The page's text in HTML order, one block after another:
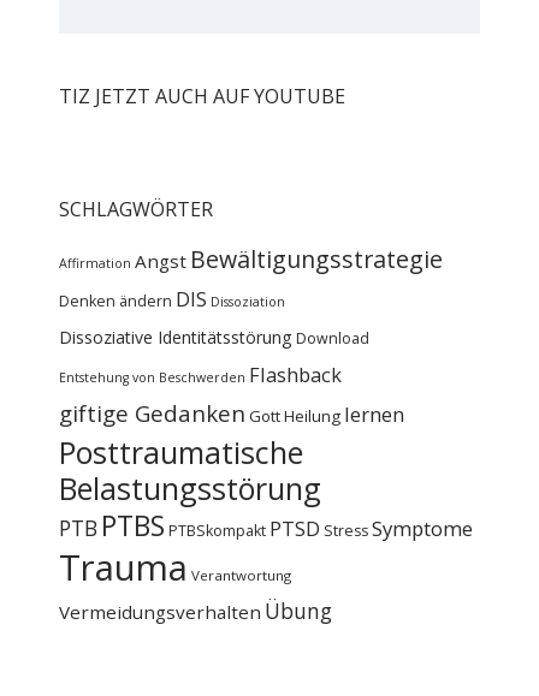
TIZ JETZT AUCH AUF YOUTUBE
SCHLAGWÖRTER
Affirmation Angst Bewältigungsstrategie
Denken ändern DIS Dissoziation
Dissoziative Identitätsstörung Download
Entstehung von Beschwerden Flashback
giftige Gedanken GottHeilung lernen
Posttraumatische
Belastungsstörung
PTB PTBS PTBSkompakt PTSD StressSymptome
Trauma Verantwortung
Vermeidungsverhalten Übung